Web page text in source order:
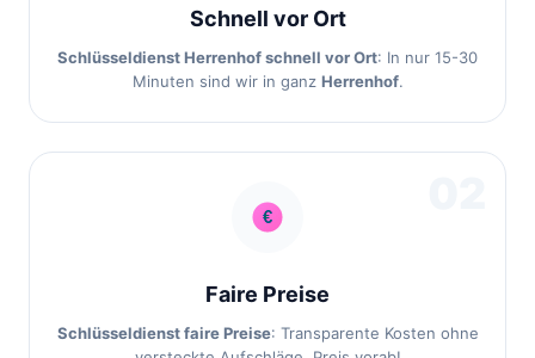
Schnell vor Ort
Schlüsseldienst Herrenhof schnell vor Ort: In nur 15-30
Minuten sind wir in ganz Herrenhof.
Faire Preise
Schlüsseldienst faire Preise: Transparente Kosten ohne